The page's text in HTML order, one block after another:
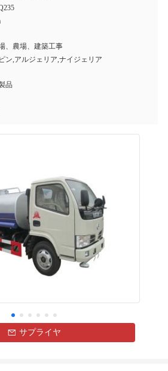
、農場、建築工事
ン,アルジェリア,ナイジェリア
品
サプライヤ